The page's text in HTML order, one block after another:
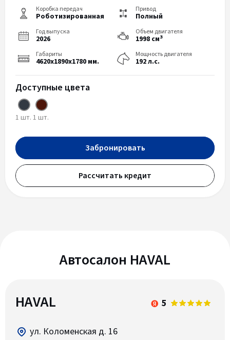
Коробка передач
Роботизированная
Привод
Полный
Год выпуска
2026
Объем двигателя
1998 см3
Габариты
4620x1890x1780 мм.
Мощность двигателя
192 л.с.
Доступные цвета
1 шт. 1 шт.
Забронировать
Рассчитать кредит
Автосалон HAVAL
HAVAL 5
ул. Коломенская д. 16